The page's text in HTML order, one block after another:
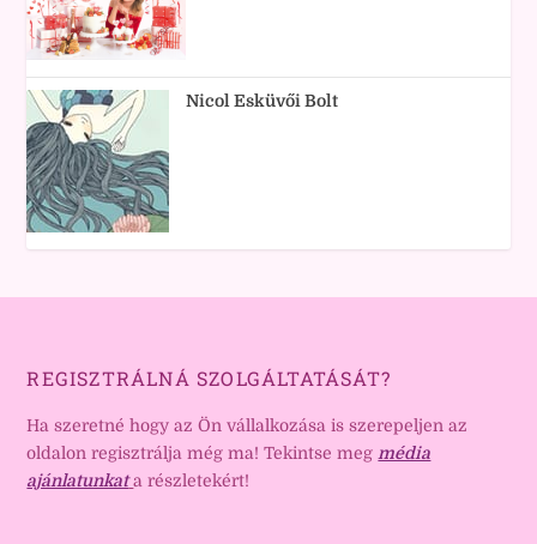
Nicol Esküvői Bolt
REGISZTRÁLNÁ SZOLGÁLTATÁSÁT?
Ha szeretné hogy az Ön vállalkozása is szerepeljen az
oldalon regisztrálja még ma! Tekintse meg média
ajánlatunkat a részletekért!